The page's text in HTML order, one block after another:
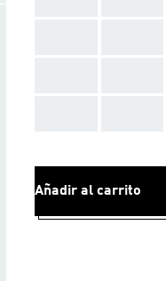
Añadir al carrito